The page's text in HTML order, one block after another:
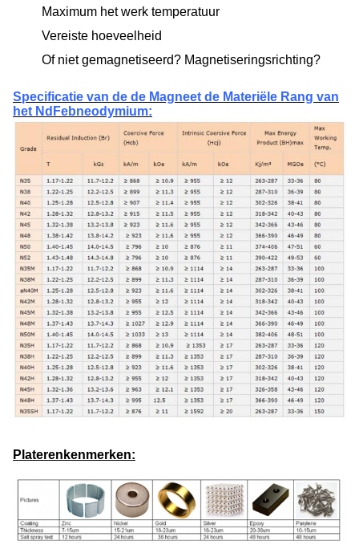
Maximum het werk temperatuur
Vereiste hoeveelheid
Of niet gemagnetiseerd? Magnetiseringsrichting?
Specificatie van de de Magneet de Materiële Rang van
het NdFebneodymium:
Platerenkenmerken: